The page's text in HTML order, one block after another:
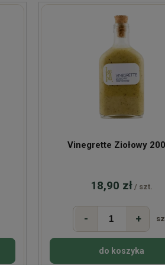
Vinegrette Ziołowy
18,90 zł / szt.
- +
do koszyka